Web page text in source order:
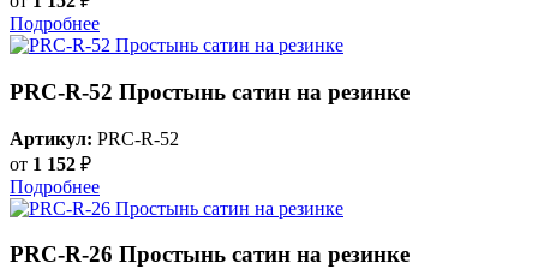
Подробнее
PRC-R-52 Простынь сатин на резинке
Артикул: PRC-R-52
от 1 152 ₽
Подробнее
PRC-R-26 Простынь сатин на резинке